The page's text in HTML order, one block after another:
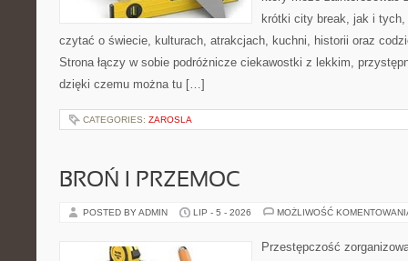
krótki city break, jak i
czytać o świecie, kulturach, atrakcjach, kuchni, historii oraz
Strona łączy w sobie podróżnicze ciekawostki z lekkim,
dzięki czemu można tu […]
CATEGORIES: ZAROSLA
BROŃ I PRZEMOC
POSTED BY ADMIN LIP - 5 - 2026 MOŻLIWOŚĆ
Przestępczość